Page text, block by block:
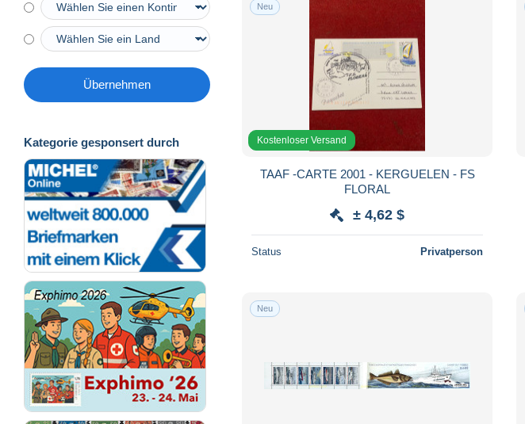
Übernehmen
Kategorie gesponsert durch
Neu
Kostenloser Versand
TAAF -CARTE 2001 - KERGUELEN - FS
FLORAL
± 4,62 $
Status Privatperson
Neu